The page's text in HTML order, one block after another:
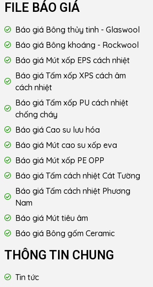
FILE BÁO GIÁ
Báo giá Bông thủy tinh - Glaswool
Báo giá Bông khoáng - Rockwool
Báo giá Mút xốp EPS cách nhiệt
Báo giá Tấm xốp XPS cách âm
cách nhiệt
Báo giá Tấm xốp PU cách nhiệt
chống cháy
Báo giá Cao su lưu hóa
Báo giá Mút cao su xốp eva
Báo giá Mút xốp PE OPP
Báo giá Tấm cách nhiệt Cát Tường
Báo giá Tấm cách nhiệt Phương
Nam
Báo giá Mút tiêu âm
Báo giá Bông gốm Ceramic
THÔNG TIN CHUNG
Tin tức